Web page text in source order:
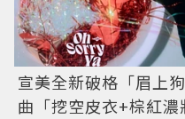
宣美全新破格「眉上
曲「挖空皮衣+棕紅